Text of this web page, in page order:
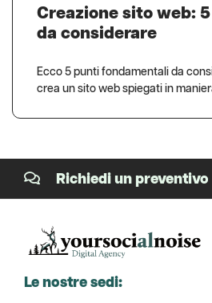
Creazione sito web:
da considerare
Ecco 5 punti fondamentali da
crea un sito web spiegati in
Richiedi un preventivo
Le nostre sedi: